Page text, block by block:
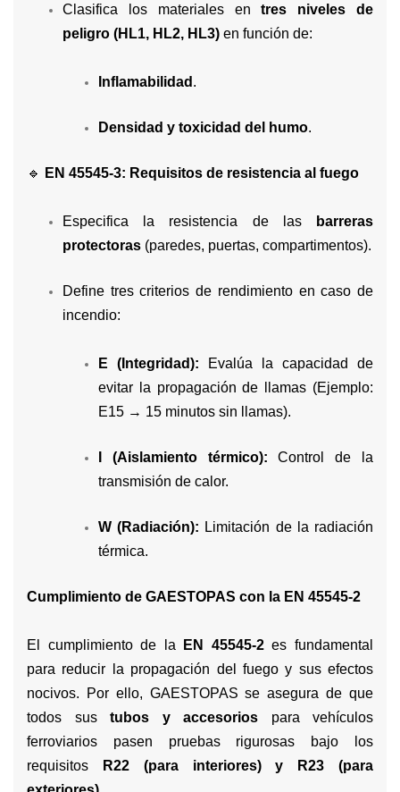
Clasifica los materiales entres niveles de
peligro (HL1, HL2, HL3) en función de:
Inflamabilidad .
Densidad y toxicidad del humo.
🔹 EN 45545-3: Requisitos de resistencia al fuego
Especifica la resistencia de las
barreras
protectoras (paredes, puertas, compartimentos).
Define tres criterios de rendimiento en caso de
incendio:
E (Integridad): Evalúa la capacidad de
evitar la propagación de llamas (Ejemplo:
E15 → 15 minutos sin llamas).
I (Aislamiento térmico): Control de la
transmisión de calor.
W (Radiación): Limitación de la radiación
térmica.
Cumplimiento de GAESTOPAS con la EN 45545-2
El cumplimiento de la EN 45545-2es fundamental
para reducir la propagación del fuego y sus efectos
nocivos. Por ello, GAESTOPAS se asegura de que
todos sus tubos y accesorios para vehículos
ferroviarios pasen pruebas rigurosas bajo los
requisitos
R22 (para interiores) y R23 (para